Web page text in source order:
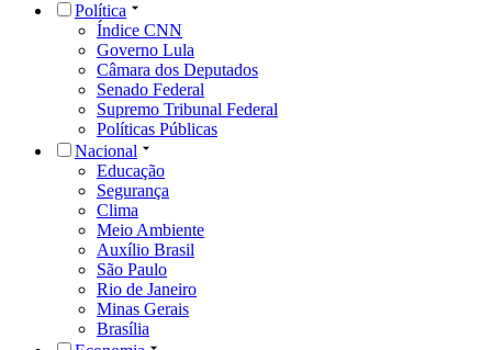
Política
Índice CNN
Governo Lula
Câmara dos Deputados
Senado Federal
Supremo Tribunal Federal
Políticas Públicas
Nacional
Educação
Segurança
Clima
Meio Ambiente
Auxílio Brasil
São Paulo
Rio de Janeiro
Minas Gerais
Brasília